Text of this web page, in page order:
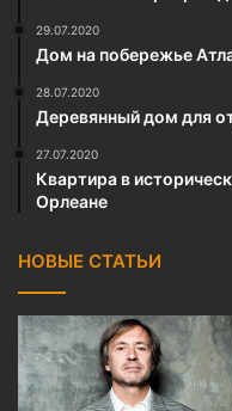
29.07.2020
Дом на побережье
28.07.2020
Деревянный дом для
27.07.2020
Квартира в
Орлеане
НОВЫЕ СТАТЬИ